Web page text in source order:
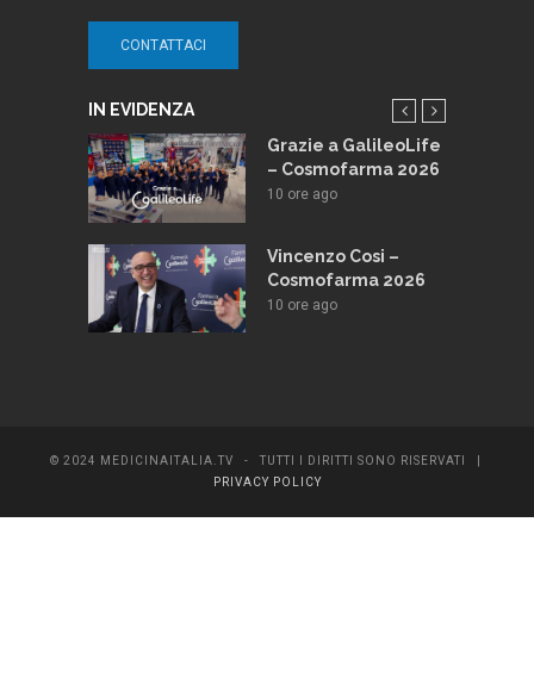
CONTATTACI
IN EVIDENZA
Grazie a GalileoLife
– Cosmofarma 2026
10 ore ago
Vincenzo Cosi –
Cosmofarma 2026
10 ore ago
© 2024 MEDICINAITALIA.TV - TUTTI I DIRITTI SONO RISERVATI |
PRIVACY POLICY